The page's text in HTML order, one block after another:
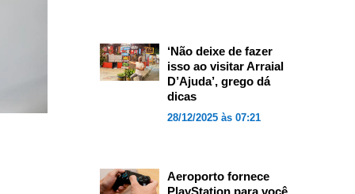
‘Não deixe de fazer
isso ao visitar Arraial
D’Ajuda’, grego dá
dicas
28/12/2025 às 07:21
Aeroporto fornece
PlayStation para você